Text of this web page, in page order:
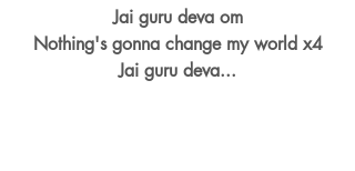
Jai guru deva om
Nothing's gonna change my world x4
Jai guru deva...